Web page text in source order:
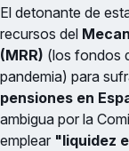
El detonante de
recursos del
(MRR) (los fondos
pandemia) para
pensiones en
ambigua por la
emplear "liquidez